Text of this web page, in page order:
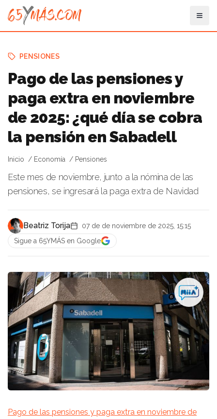
PENSIONES
Pago de las pensiones y
paga extra en noviembre
de 2025: ¿qué día se cobra
la pensión en Sabadell
Inicio Economía Pensiones
Este mes de noviembre, junto a la nómina de las
pensiones, se ingresará la paga extra de Navidad
Beatriz Torija
07 de de noviembre de 2025, 15:15
Sigue a 65YMÁS en Google
Pago de las pensiones y paga extra en noviembre de